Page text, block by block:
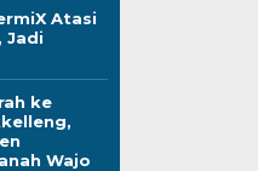
Atasi
Jadi
ke
Wajo